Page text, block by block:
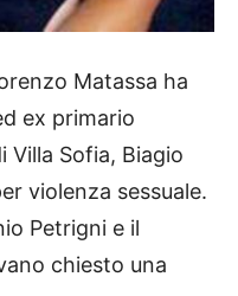
Matassa ha
ex primario
Villa Sofia, Biagio
violenza sessuale.
Petrigni e il
chiesto una